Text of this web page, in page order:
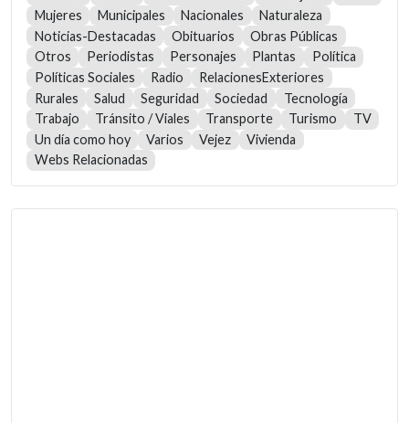
Mujeres
Municipales Nacionales
Naturaleza
Noticias-Destacadas
Obituarios
Obras Públicas
Otros
Periodistas Personajes Plantas
Política
Políticas Sociales
Radio
RelacionesExteriores
Rurales
Salud Seguridad Sociedad
Tecnología
Trabajo
Tránsito / Viales Transporte Turismo
TV
Un día como hoy
Varios Vejez
Vivienda
Webs Relacionadas